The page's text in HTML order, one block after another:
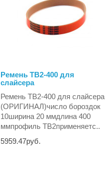
Ремень TB2-400 для
слайсера
Ремень TB2-400 для слайсера
(ОРИГИНАЛ)число бороздок
10ширина 20 ммдлина 400
ммпрофиль TB2применяетс..
5959.47руб.